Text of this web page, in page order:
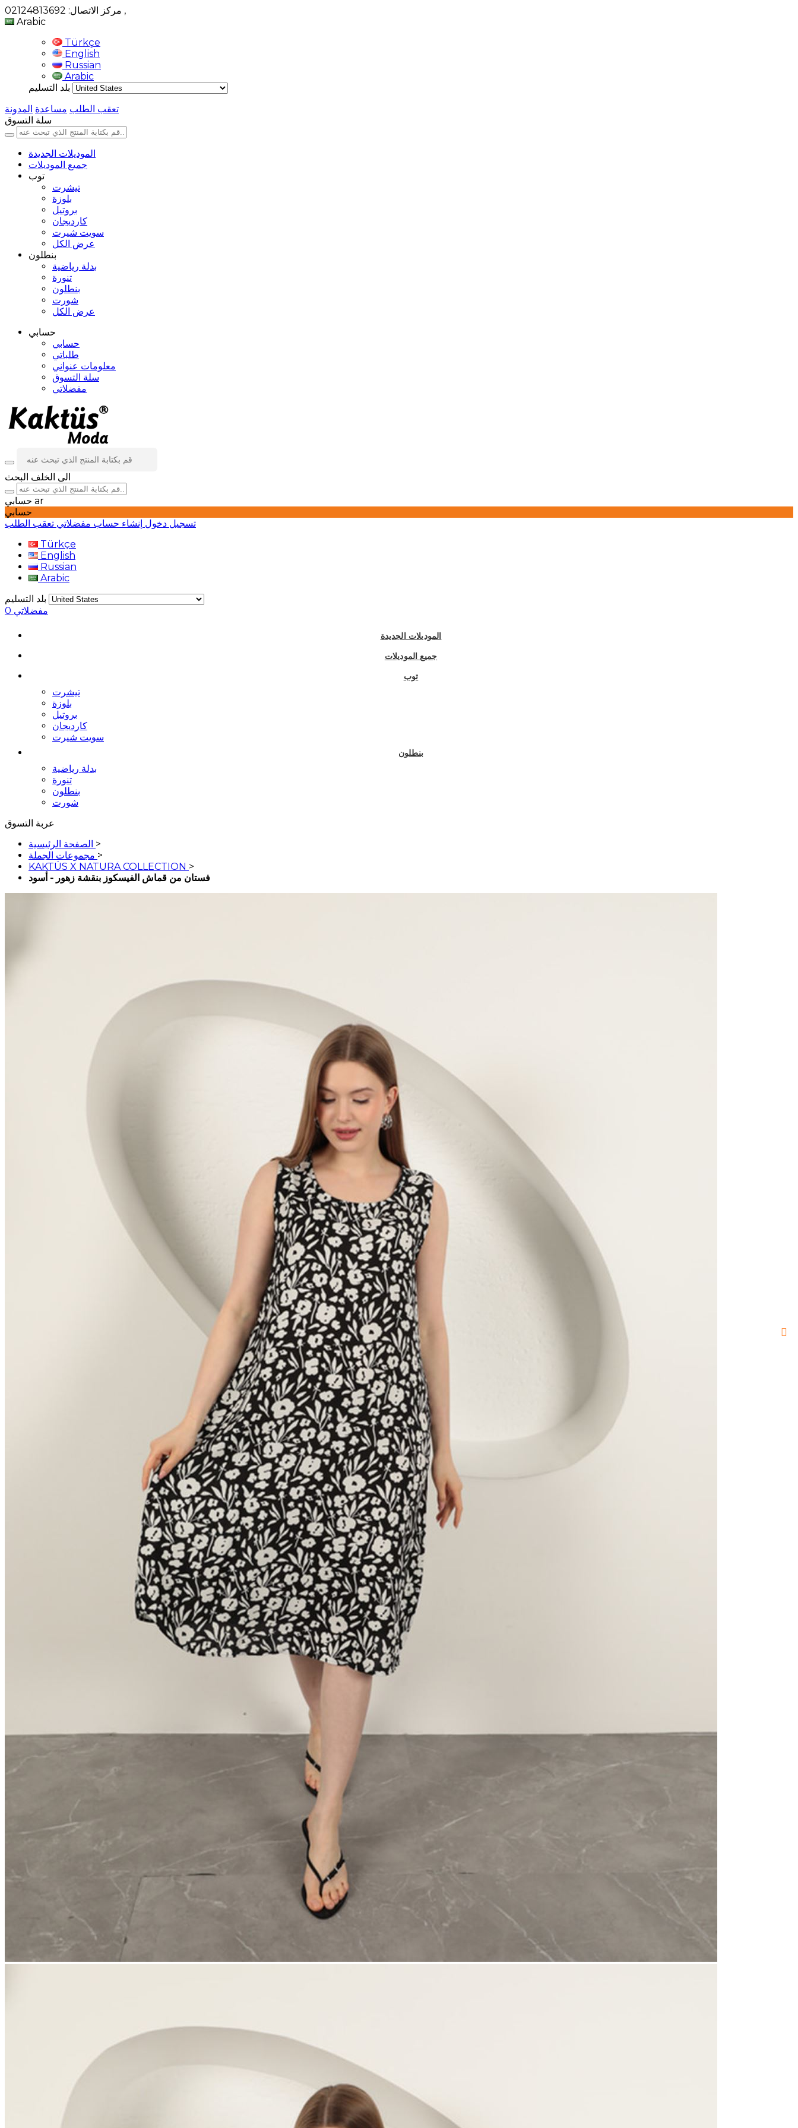
,
Arabic
Türkçe
English
Russian
Arabic
بلد التسليم
تعقب الطلب مساعدة المدونة
سلة التسوق
الموديلات الجديدة
جميع الموديلات
توب
تيشرت
بلوزة
بروتيل
كارديجان
سويت شيرت
عرض الكل
بنطلون
بدلة رياضية
تنورة
بنطلون
شورت
عرض الكل
حسابي
حسابي
طلباتي
معلومات عنواني
سلة التسوق
مفضلاتي
الى الخلف البحث
ar
حسابي
تسجيل دخول إنشاء حساب مفضلاتي تعقب الطلب
Türkçe
English
Russian
Arabic
بلد التسليم
مفضلاتي 0
الموديلات الجديدة
جميع الموديلات
توب
تيشرت
بلوزة
بروتيل
كارديجان
سويت شيرت
بنطلون
بدلة رياضية
تنورة
بنطلون
شورت
عربة التسوق
الصفحة الرئيسية >
مجموعات الجملة >
KAKTÜS X NATURA COLLECTION >
فستان من قماش الفيسكوز بنقشة زهور - أسود